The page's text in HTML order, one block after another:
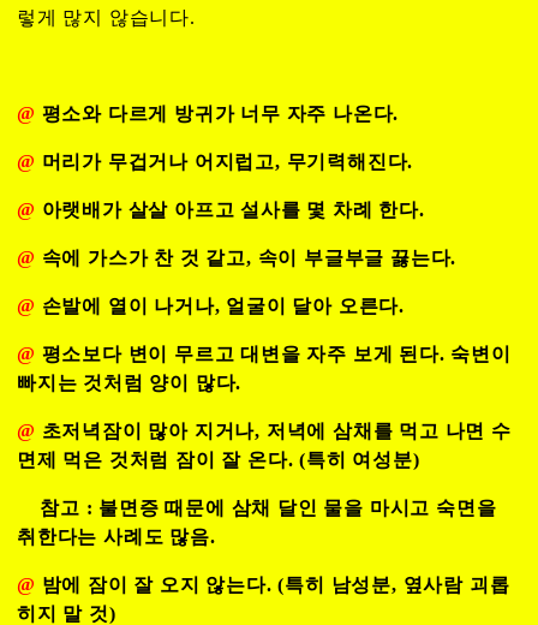
렇게 많지 않습니다.
@ 평소와 다르게 방귀가 너무 자주 나온다.
@ 머리가 무겁거나 어지럽고, 무기력해진다.
@ 아랫배가 살살 아프고 설사를 몇 차례 한다.
@ 속에 가스가 찬 것 같고, 속이 부글부글 끓는다.
@ 손발에 열이 나거나, 얼굴이 달아 오른다.
@ 평소보다 변이 무르고 대변을 자주 보게 된다. 숙변이
빠지는 것처럼 양이 많다.
@ 초저녁잠이 많아 지거나, 저녁에 삼채를 먹고 나면 수
면제 먹은 것처럼 잠이 잘 온다. (특히 여성분)
참고 : 불면증 때문에 삼채 달인 물을 마시고 숙면을
취한다는 사례도 많음.
@ 밤에 잠이 잘 오지 않는다. (특히 남성분, 옆사람 괴롭
히지 말 것)